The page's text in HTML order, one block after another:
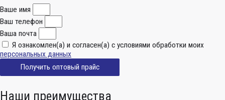
Ваше имя
Ваш телефон
Ваша почта
Я ознакомлен(а) и согласен(а) с условиями обработки моих
персональных данных
Получить оптовый прайс
Наши преимущества